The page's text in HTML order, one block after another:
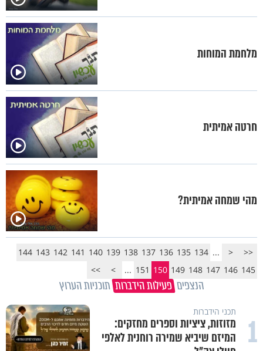
מלחמת המוחות
חרטה אמיתית
מהי שמחה אמיתית?
<<
<
...
134
135
136
137
138
139
140
141
142
143
144
145
146
147
148
149
150
151
...
>
>>
הנצפים פעילות הידברות תוכניות הערוץ
1 תכני הידברות
מזוזות, ציציות וספרים מחזקים:
המיזם שיביא שמירה רוחנית לאלפי